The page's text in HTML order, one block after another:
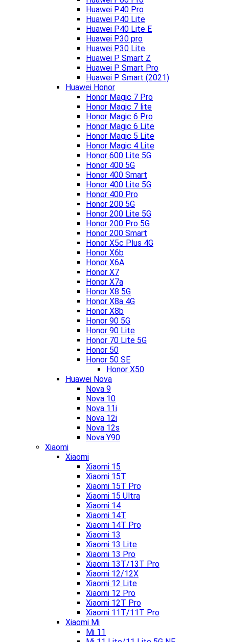
Huawei P40 Pro
Huawei P40 Lite
Huawei P40 Lite E
Huawei P30 pro
Huawei P30 Lite
Huawei P Smart Z
Huawei P Smart Pro
Huawei P Smart (2021)
Huawei Honor
Honor Magic 7 Pro
Honor Magic 7 lite
Honor Magic 6 Pro
Honor Magic 6 Lite
Honor Magic 5 Lite
Honor Magic 4 Lite
Honor 600 Lite 5G
Honor 400 5G
Honor 400 Smart
Honor 400 Lite 5G
Honor 400 Pro
Honor 200 5G
Honor 200 Lite 5G
Honor 200 Pro 5G
Honor 200 Smart
Honor X5c Plus 4G
Honor X6b
Honor X6A
Honor X7
Honor X7a
Honor X8 5G
Honor X8a 4G
Honor X8b
Honor 90 5G
Honor 90 Lite
Honor 70 Lite 5G
Honor 50
Honor 50 SE
Honor X50
Huawei Nova
Nova 9
Nova 10
Nova 11i
Nova 12i
Nova 12s
Nova Y90
Xiaomi
Xiaomi
Xiaomi 15
Xiaomi 15T
Xiaomi 15T Pro
Xiaomi 15 Ultra
Xiaomi 14
Xiaomi 14T
Xiaomi 14T Pro
Xiaomi 13
Xiaomi 13 Lite
Xiaomi 13 Pro
Xiaomi 13T/13T Pro
Xiaomi 12/12X
Xiaomi 12 Lite
Xiaomi 12 Pro
Xiaomi 12T Pro
Xiaomi 11T/11T Pro
Xiaomi Mi
Mi 11